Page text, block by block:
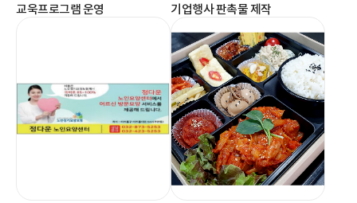
교욱프로그램 운영 기업행사 판촉물 제작